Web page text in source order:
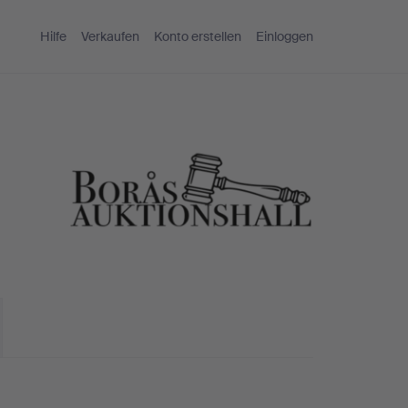
Hilfe Verkaufen Konto erstellen Einloggen